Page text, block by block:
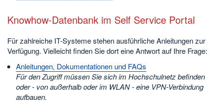
Knowhow-Datenbank im Self Service Portal
Für zahlreiche IT-Systeme stehen ausführliche Anleitungen zur
Verfügung. Vielleicht finden Sie dort eine Antwort auf Ihre Frage:
Anleitungen, Dokumentationen und FAQs
Für den Zugriff müssen Sie sich im Hochschulnetz befinden
oder - von außerhalb oder im WLAN - eine VPN-Verbindung
aufbauen.